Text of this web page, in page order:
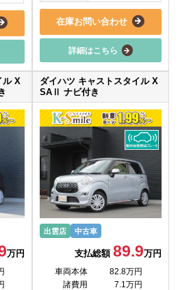
在庫お問い合わせ
詳細はこちら
ル X
万円
ダイハツ キャストスタイル X
SAⅡ ナビ付き
出雲店 中古車
支払総額89.9万円
車両本体
82.8万円
諸費用
7.1万円